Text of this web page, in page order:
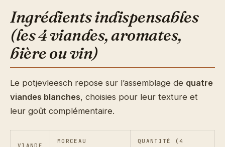
Ingrédients indispensables
(les 4 viandes, aromates,
bière ou vin)
Le potjevleesch repose sur l’assemblage de quatre
viandes blanches, choisies pour leur texture et
leur goût complémentaire.
MORCEAU
QUANTITÉ (4